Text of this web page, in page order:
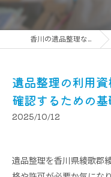
香川の遺品整理ならウィズイング株式会社
遺品整理の利用
確認するための
2025/10/12
遺品整理を香川県綾歌郡